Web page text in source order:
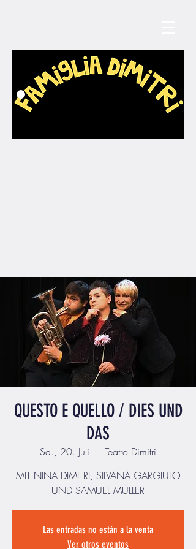
QUESTO E QUELLO / DIES UND
DAS
Sa., 20. Juli
  |
Teatro Dimitri
MIT NINA DIMITRI, SILVANA GARGIULO
UND SAMUEL MÜLLER
Las entradas no están a la venta
Ver otros eventos